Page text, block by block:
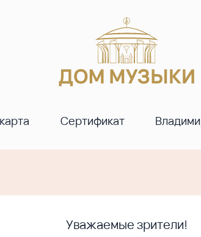
Сертификат
Уважаемые зрители!